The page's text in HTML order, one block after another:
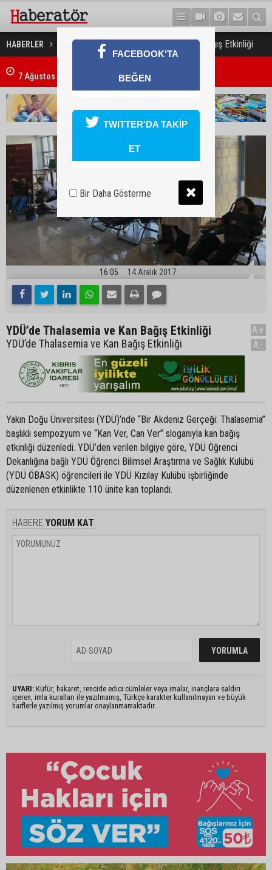
HABERLER SAĞLIK YDÜ’de Thalasemia ve Kan Bağış Etkinliği
7 Ağustos 2026 Döviz Kurları
16:05 14 Aralık 2017
YDÜ’de Thalasemia ve Kan Bağış Etkinliği
YDÜ’de Thalasemia ve Kan Bağış Etkinliği
A+
A-
Yakın Doğu Üniversitesi (YDÜ)’nde “Bir Akdeniz Gerçeği: Thalasemia”
başlıklı sempozyum ve “Kan Ver, Can Ver” sloganıyla kan bağış
etkinliği düzenledi. YDÜ’den verilen bilgiye göre, YDÜ Öğrenci
Dekanlığına bağlı YDÜ Öğrenci Bilimsel Araştırma ve Sağlık Kulübü
(YDÜ ÖBASK) öğrencileri ile YDÜ Kızılay Kulübü işbirliğinde
düzenlenen etkinlikte 110 ünite kan toplandı.
HABERE YORUM KAT
UYARI: Küfür, hakaret, rencide edici cümleler veya imalar, inançlara saldırı
içeren, imla kuralları ile yazılmamış, Türkçe karakter kullanılmayan ve büyük
harflerle yazılmış yorumlar onaylanmamaktadır.
FACEBOOK'TA
BEĞEN
TWITTER'DA TAKİP
ET
Bir Daha Gösterme